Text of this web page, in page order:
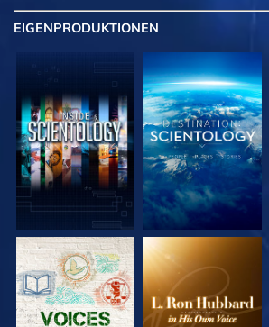
EIGENPRODUKTIONEN
SERIE
ENTDECKEN
SERIE
ENTDECKEN